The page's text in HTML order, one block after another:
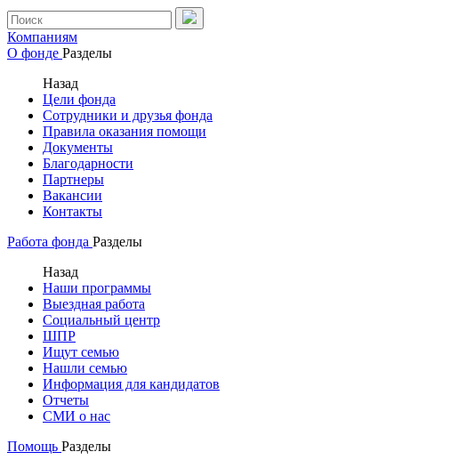
Компаниям
О фонде Разделы
Назад
Цели фонда
Сотрудники и друзья фонда
Правила оказания помощи
Документы
Благодарности
Партнеры
Вакансии
Контакты
Работа фонда Разделы
Назад
Наши программы
Выездная работа
Социальный центр
ШПР
Ищут семью
Нашли семью
Информация для кандидатов
Отчеты
СМИ о нас
Помощь Разделы